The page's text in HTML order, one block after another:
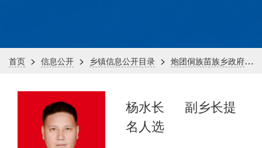
首页 > 信息公开 > 乡镇信息公开目录 > 炮团侗族苗族乡政府 >
杨水长
副乡长提
名人选